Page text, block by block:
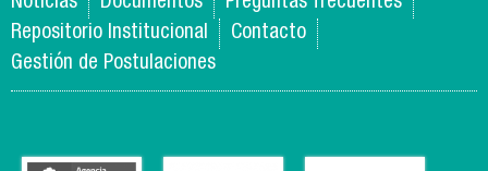
Repositorio Institucional
Contacto
Gestión de Postulaciones